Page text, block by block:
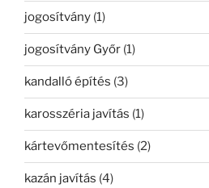
jogosítvány (1)
jogosítvány Győr (1)
kandalló építés (3)
karosszéria javítás (1)
kártevőmentesítés (2)
kazán javítás (4)